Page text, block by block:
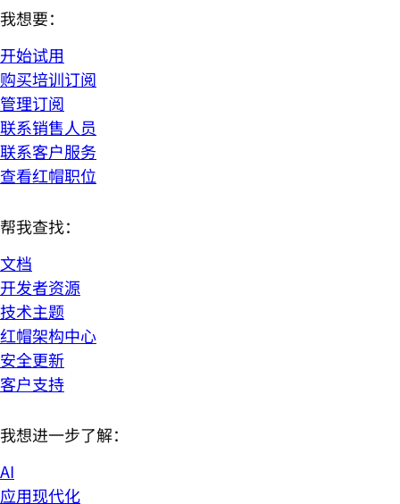
我想要：
开始试用
购买培训订阅
管理订阅
联系销售人员
联系客户服务
查看红帽职位
帮我查找：
文档
开发者资源
技术主题
红帽架构中心
安全更新
客户支持
我想进一步了解：
AI
应用现代化